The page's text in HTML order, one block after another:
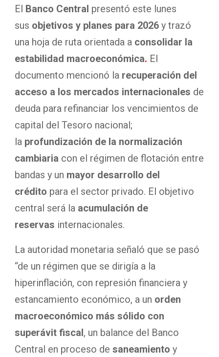
El Banco Central presentó este lunes
sus objetivos y planes para 2026 y trazó
una hoja de ruta orientada a consolidar la
estabilidad macroeconómica. El
documento mencionó la recuperación del
acceso a los mercados internacionales de
deuda para refinanciar los vencimientos de
capital del Tesoro nacional;
la profundización de la normalización
cambiaria con el régimen de flotación entre
bandas y un mayor desarrollo del
crédito para el sector privado. El objetivo
central será la acumulación de
reservas internacionales.
La autoridad monetaria señaló que se pasó
“de un régimen que se dirigía a la
hiperinflación, con represión financiera y
estancamiento económico, a un orden
macroeconómico más sólido con
superávit fiscal, un balance del Banco
Central en proceso de saneamiento y